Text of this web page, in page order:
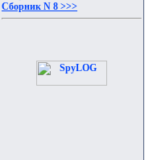
Сборник N 8 >>>